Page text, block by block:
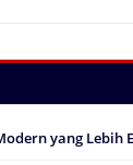
yang Lebih